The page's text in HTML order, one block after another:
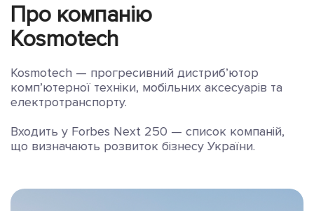
Про компанію
Kosmotech
Kosmotech — прогресивний дистриб’ютор
комп’ютерної техніки, мобільних аксесуарів та
електротранспорту.
Входить у Forbes Next 250 — список компаній,
що визначають розвиток бізнесу України.